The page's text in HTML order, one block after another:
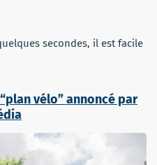
secondes, il est facile
vélo” annoncé par